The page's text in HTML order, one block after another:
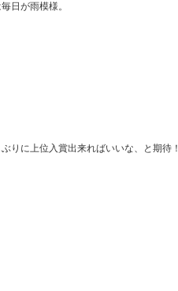
日が雨模様。
りに上位入賞出来ればいいな、と期待！